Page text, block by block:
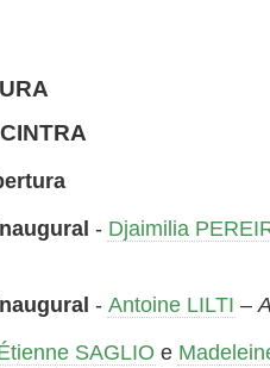
- Djaimilia
- Antoine LILTI –
SAGLIO e